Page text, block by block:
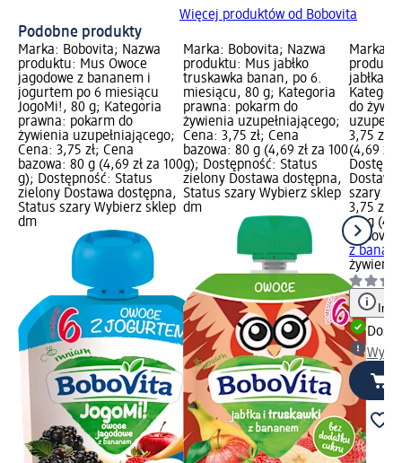
Więcej produktów od Bobovita
Podobne produkty
Marka: Bobovita; Nazwa
produktu: Mus Owoce
jagodowe z bananem i
jogurtem po 6 miesiącu
JogoMi!, 80 g; Kategoria
prawna: pokarm do
żywienia uzupełniającego;
Cena: 3,75 zł; Cena
bazowa: 80 g (4,69 zł za 100
g); Dostępność: Status
zielony Dostawa dostępna,
Status szary Wybierz sklep
dm
Marka: Bobovita; Nazwa
produktu: Mus jabłko
truskawka banan, po 6.
miesiącu, 80 g; Kategoria
prawna: pokarm do
żywienia uzupełniającego;
Cena: 3,75 zł; Cena
bazowa: 80 g (4,69 zł za 100
g); Dostępność: Status
zielony Dostawa dostępna,
Status szary Wybierz sklep
dm
Marka:
jabłka z
do
3,75 zł;
(4,69 zł
szary
3,75 zł
80 g
Bobovita
z